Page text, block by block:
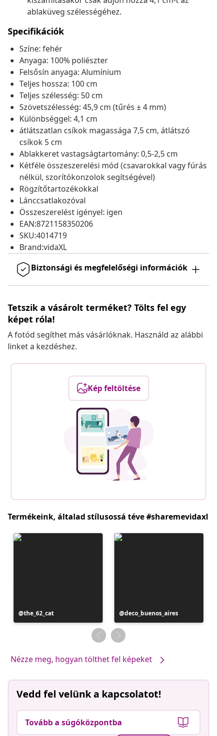
ablaküveg szélességéhez.
Specifikációk
Színe: fehér
Anyaga: 100% poliészter
Felsősín anyaga: Alumínium
Teljes hossza: 100 cm
Teljes szélesség: 50 cm
Szövetszélesség: 45,9 cm (tűrés ± 4 mm)
Különbséggel: 4,1 cm
átlátszatlan csíkok magassága 7,5 cm, átlátszó
csíkok 5 cm
Ablakkeret vastagságtartomány: 0,5-2,5 cm
Kétféle összeszerelési mód (csavarokkal vagy fúrás
nélkül, szorítókonzolok segítségével)
Rögzítőtartozékokkal
Lánccsatlakozóval
Összeszerelést igényel: igen
EAN:8721158350206
SKU:4014719
Brand:vidaXL
Biztonsági és megfelelőségi információk
Tetszik a vásárolt terméket? Tölts fel egy
képet róla!
A fotód segíthet más vásárlóknak. Használd az alábbi
linket a kezdéshez.
Kép feltöltése
Termékeink, általad stílusossá téve #sharemevidaxl
Bejegyzés
közzétevője
the_62_cat
Bejegyzés
közzétevője
deco_buenos_aires
Nézze meg, hogyan tölthet fel képeket
Vedd fel velünk a kapcsolatot!
Tovább a súgóközpontba